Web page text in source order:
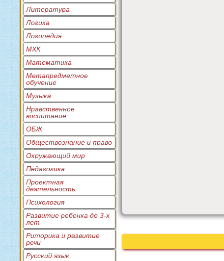
Литература
Логика
Логопедия
МХК
Математика
Метапредметное
обучение
Музыка
Нравственное
воспитание
ОБЖ
Обществознание и право
Окружающий мир
Педагогика
Проектная
деятельность
Психология
Развитие ребенка до 3-х
лет
Риторика и развитие
речи
Русский язык